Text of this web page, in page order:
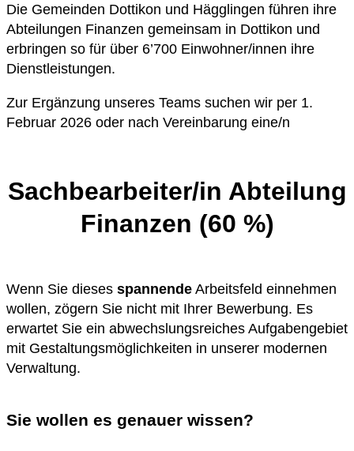
Die Gemeinden Dottikon und Hägglingen führen ihre
Abteilungen Finanzen gemeinsam in Dottikon und
erbringen so für über 6’700 Einwohner/innen ihre
Dienstleistungen.
Zur Ergänzung unseres Teams suchen wir per 1.
Februar 2026 oder nach Vereinbarung eine/n
Sachbearbeiter/in Abteilung
Finanzen (60 %)
Wenn Sie dieses spannende Arbeitsfeld einnehmen
wollen, zögern Sie nicht mit Ihrer Bewerbung. Es
erwartet Sie ein abwechslungsreiches Aufgabengebiet
mit Gestaltungsmöglichkeiten in unserer modernen
Verwaltung.
Sie wollen es genauer wissen?